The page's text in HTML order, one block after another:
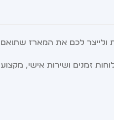
ולייצר לכם את המארז
ושירות אישי, מקצועי